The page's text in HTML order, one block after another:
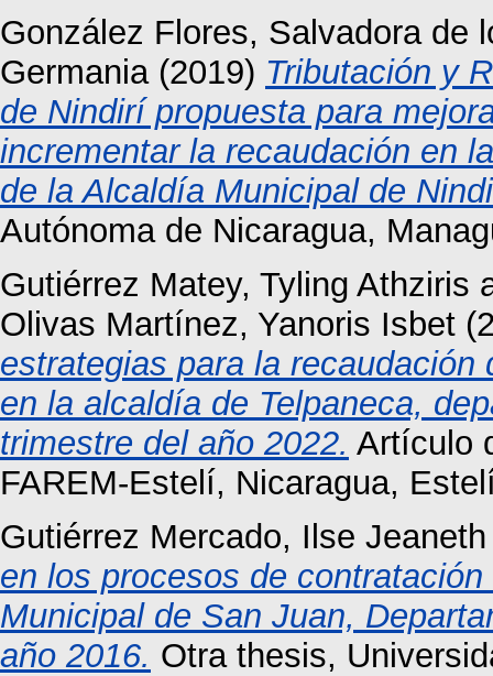
González Flores, Salvadora de
Germania(2019) Tributación y
de Nindirí propuesta para
incrementar la recaudación en
de la Alcaldía Municipal de
Autónoma de Nicaragua,
Gutiérrez Matey, Tyling Athziris
Olivas Martínez, Yanoris Isbet
estrategias para la
en la alcaldía de Telpaneca,
trimestre del año 2022. Artículo
FAREM-Estelí, Nicaragua,
Gutiérrez Mercado, Ilse Jeaneth
en los procesos de
Municipal de San Juan,
año 2016. Otra thesis,